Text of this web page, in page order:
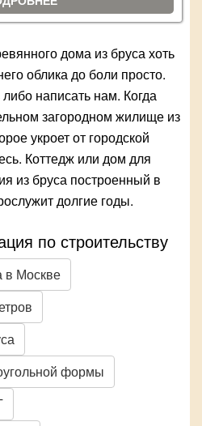
дома из бруса хоть
облика до боли просто.
написать нам. Когда
загородном жилище из
укроет от городской
Коттедж или дом для
из бруса построенный в
долгие годы.
по строительству
в Москве
формы